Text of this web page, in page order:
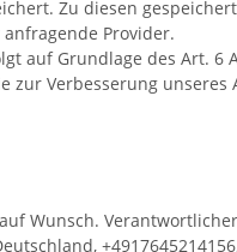
Zu diesen
Provider.
auf Grundlage des Art. 6
zur Verbesserung unseres
Wunsch.